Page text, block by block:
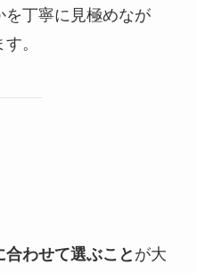
丁寧に見極めなが
。
合わせて選ぶこと が大